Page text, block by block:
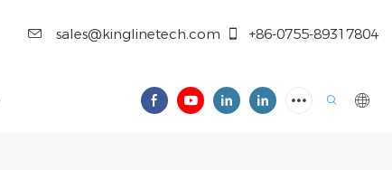
sales@kinglinetech.com +86-0755-89317804